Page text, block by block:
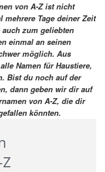
von A-Z ist nicht
Tage deiner Zeit
zum geliebten
einmal an seinen
möglich. Aus
Namen für Haustiere,
Bist du noch auf der
dann geben wir dir auf
von A-Z, die dir
könnten.